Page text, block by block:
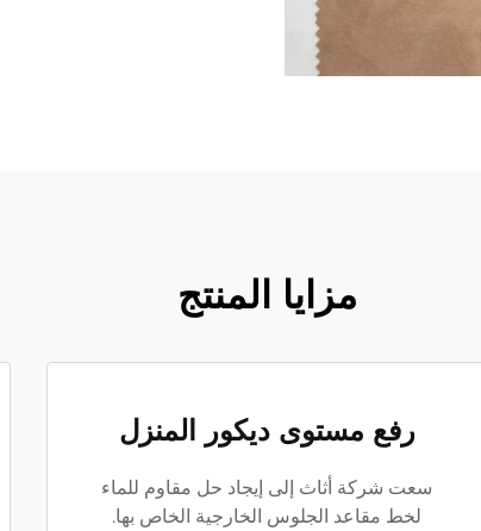
مزايا المنتج
رفع مستوى ديكور المنزل
سعت شركة أثاث إلى إيجاد حل مقاوم للماء
لخط مقاعد الجلوس الخارجية الخاص بها.